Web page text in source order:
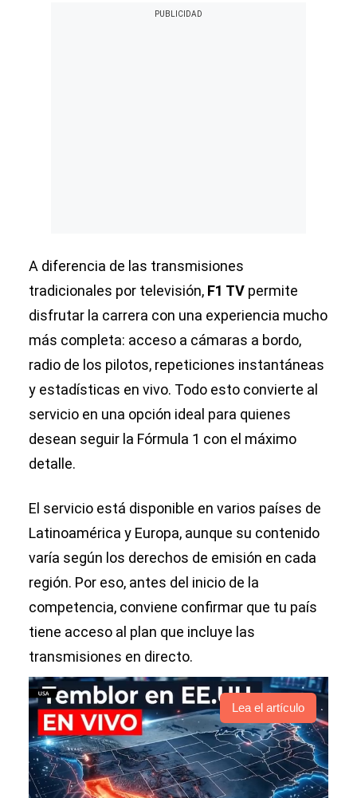
A diferencia de las transmisiones
tradicionales por televisión, F1 TV permite
disfrutar la carrera con una experiencia mucho
más completa: acceso a cámaras a bordo,
radio de los pilotos, repeticiones instantáneas
y estadísticas en vivo. Todo esto convierte al
servicio en una opción ideal para quienes
desean seguir la Fórmula 1 con el máximo
detalle.
El servicio está disponible en varios países de
Latinoamérica y Europa, aunque su contenido
varía según los derechos de emisión en cada
región. Por eso, antes del inicio de la
competencia, conviene confirmar que tu país
tiene acceso al plan que incluye las
transmisiones en directo.
Lea el artículo